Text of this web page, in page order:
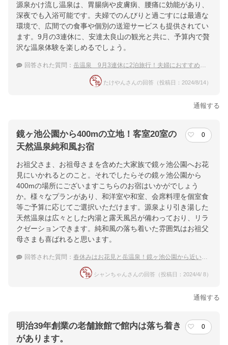
源泉かけ流し温泉は、胃腸病や皮膚病、腰痛に効能があり、
深夜でも入浴可能です。夫婦でのんびりと過ごすには最適な
環境で、広間での食事や個別の送迎サービスも提供されてい
ます。9月の3連休に、安達太良山の観光と共に、予算内で贅
沢な温泉体験を楽しめるでしょう。
回答された質問： 岳温泉 9月3連休に2泊旅行！夫婦におすすめの落ち着いた温泉宿
たけやんさんの回答（投稿日：2024/8/14）
通報する
鏡ヶ池公園から400mの立地！客室20室の
天然温泉純和風お宿
0
お祖父さま、お祖母さまを含めた大家族で鏡ヶ池公園へお花
見にいかれるとのこと。それでしたらその鏡ヶ池公園から
400mの場所にございますこちらのお宿はいかがでしょう
か。様々なプランがあり、和洋室や和室、会席料理を個室食
等ご予算に応じてご選択いただけます。源泉より引き湯した
天然温泉は広々とした内湯と露天風呂が備わっており、リラ
クゼーションできます。純和風の落ち着いた雰囲気はお祖父
母さまも喜ばれると思います。
回答された質問： 春休みはお花見と岳温泉！鏡ヶ池公園から近いおすすめの温泉宿は？
シャンちゃんさんの回答（投稿日：2024/4/ 8）
通報する
明治39年創業の老舗旅館で館内は落ち着き
があります。
0